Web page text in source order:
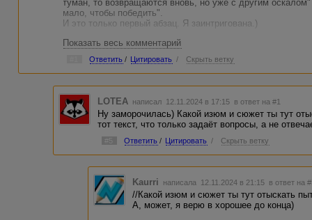
туман, то возвращаются вновь, но уже с другим
мало, чтобы победить".
И это только первый абзац. Я заинтригована.)
"всё для меня заканчивается ничем" - совсем как мои
"Вытаскивать себя из болота больше нет сил, больше не
Мюнхгаузену весьма символичен, считаю.)
Итак, мои вопросы:
Где изюм?
Где сюжет?
Где мистика?
Отсутствие глобального смысла в человеческой жизни -
вторичные рассуждения без сюжета, без мистики, без
В целом, спасибо, это было забавно читать, особенно
Успехов.)
Показать весь комментарий
Ответить / Цитировать / Скрыть ветку
LOTEA написал 12.11.2024 в 17:15 в ответ на #1
Ну заморочилась) Какой изюм и сюжет ты тут
тот текст, что только задаёт вопросы, а не
#5 Ответить / Цитировать / Скрыть ветку
Kaurri написала 12.11.2024 в 21:15 в ответ на
//Какой изюм и сюжет ты тут отыскать
А, может, я верю в хорошее до конца)